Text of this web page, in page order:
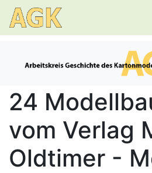
24
vom Verlag
Oldtimer -